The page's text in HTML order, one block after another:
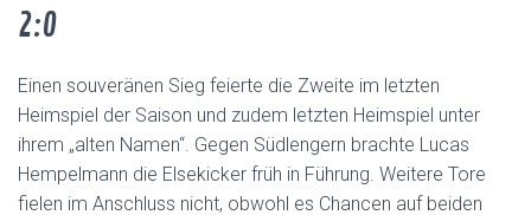
2:0
Einen souveränen Sieg feierte die Zweite im letzten
Heimspiel der Saison und zudem letzten Heimspiel unter
ihrem „alten Namen“. Gegen Südlengern brachte Lucas
Hempelmann die Elsekicker früh in Führung. Weitere Tore
fielen im Anschluss nicht, obwohl es Chancen auf beiden